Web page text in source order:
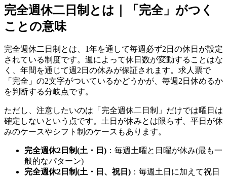
完全週休二日制とは｜「完全」がつく
ことの意味
完全週休二日制とは、1年を通して毎週必ず2日の休日が設定
されている制度です。週によって休日数が変動することはな
く、年間を通じて週2日の休みが保証されます。求人票で
「完全」の2文字がついているかどうかが、毎週2日休めるか
を判断する分岐点です。
ただし、注意したいのは「完全週休二日制」だけでは曜日は
確定しないという点です。土日が休みとは限らず、平日が休
みのケースやシフト制のケースもあります。
完全週休2日制(土・日) ：毎週土曜と日曜が休み(最も一
般的なパターン)
完全週休2日制(土・日、祝日) ：毎週土日に加えて祝日